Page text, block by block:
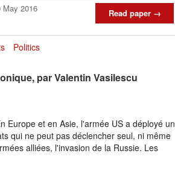
May 2016 Read paper →
Politics
par Valentin Vasilescu
Europe et en Asie, l'armée US a déployé un
qui ne peut pas déclencher seul, ni même
alliées, l'invasion de la Russie. Les